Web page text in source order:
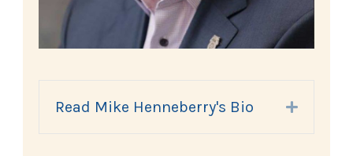
Read Mike Henneberry's Bio Expand